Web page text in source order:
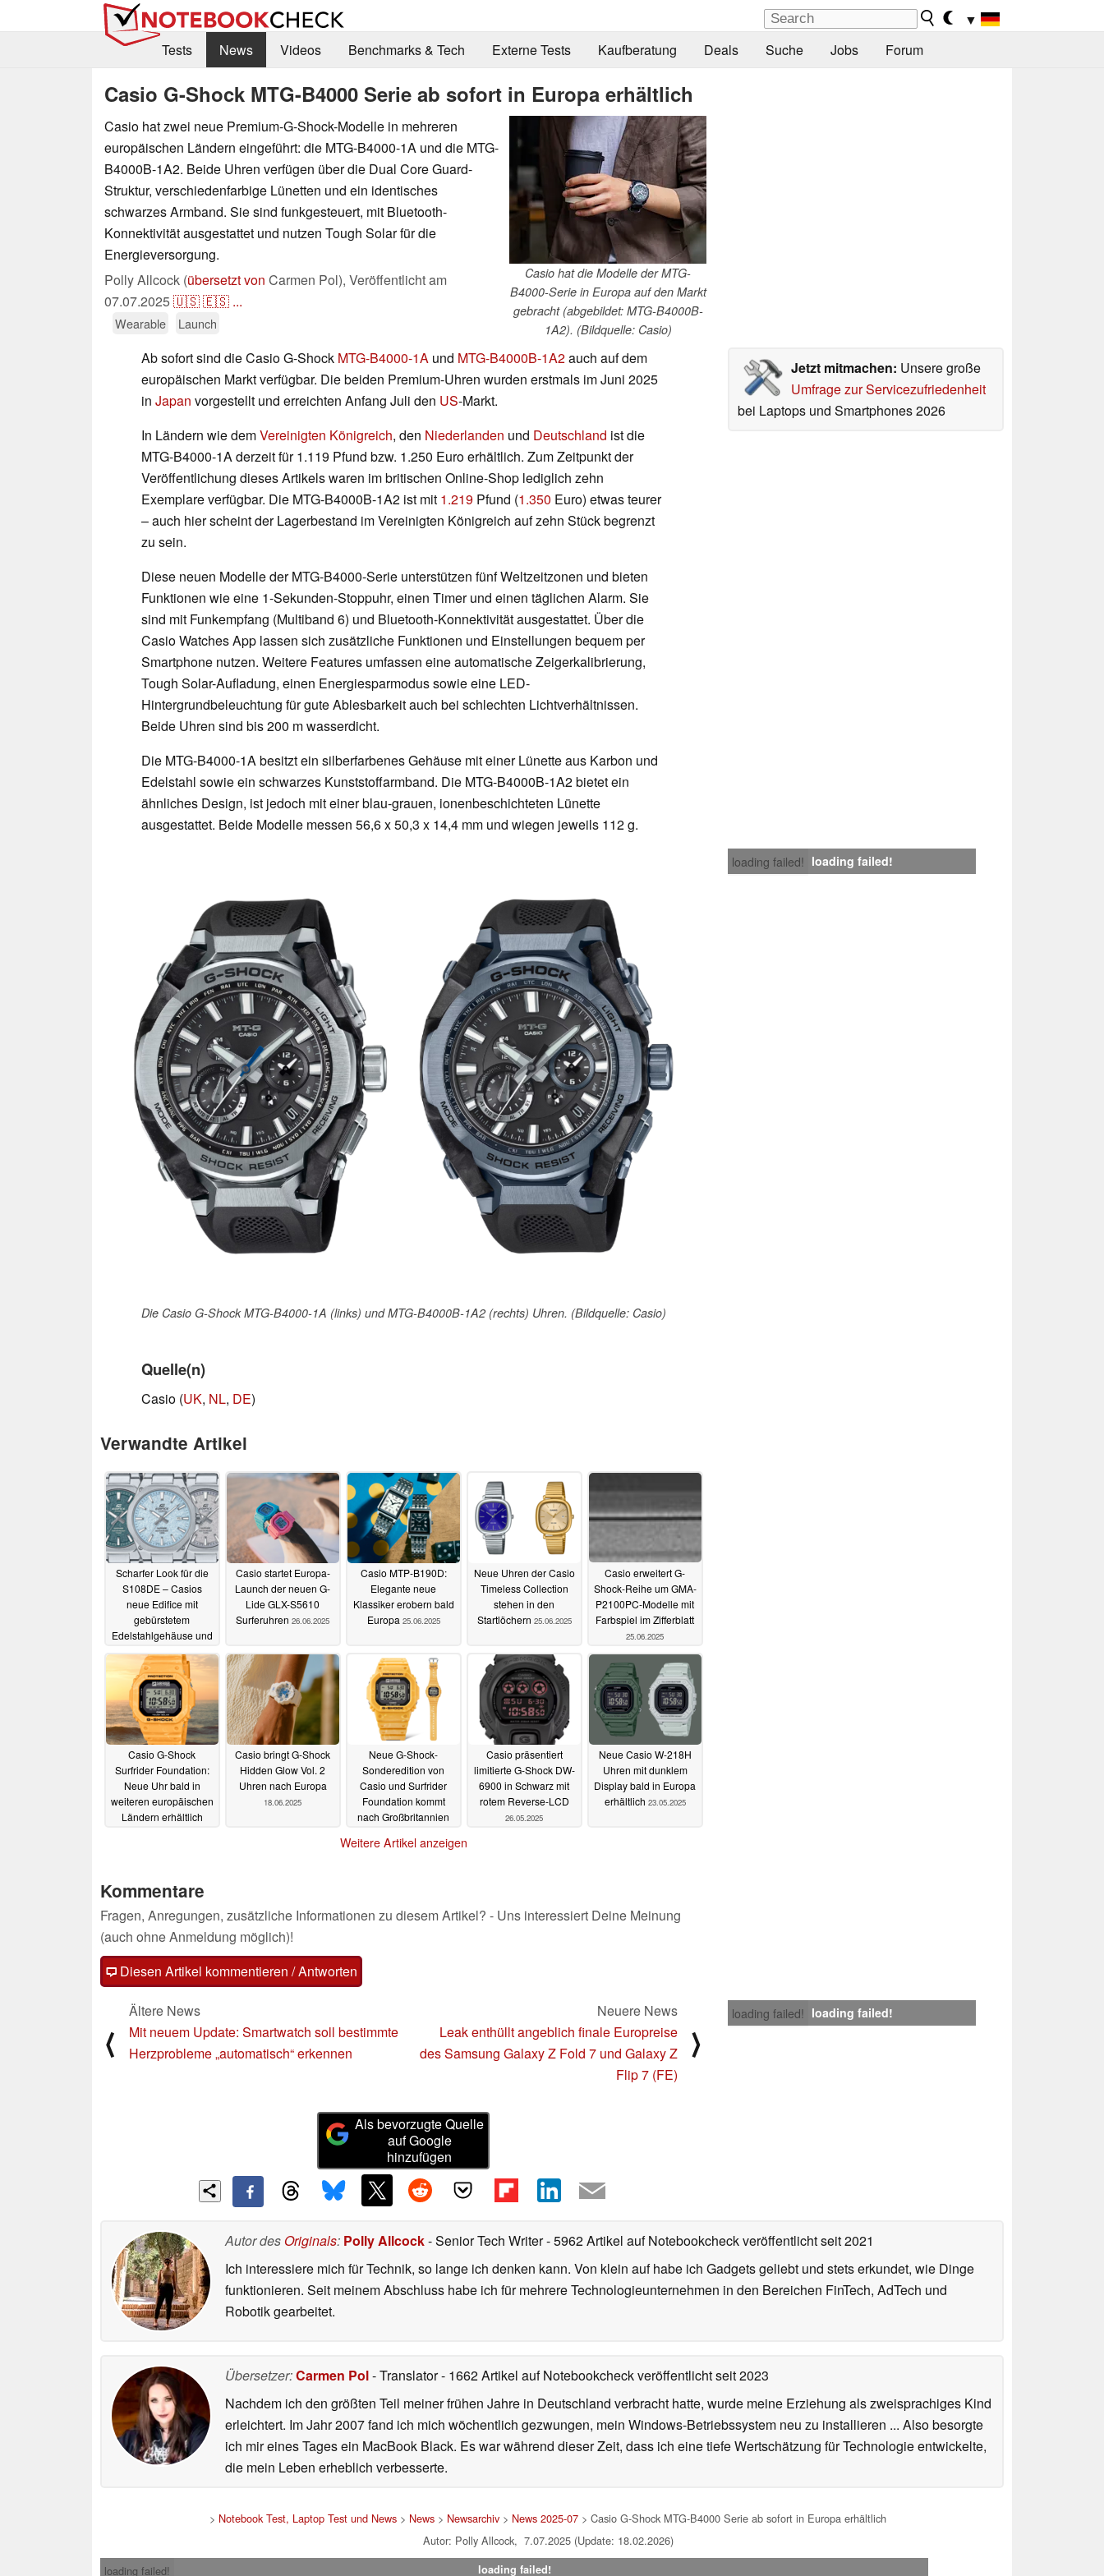
▼
Tests
News Videos Benchmarks & Tech Externe Tests Kaufberatung Deals Suche Jobs Forum
Casio G-Shock MTG-B4000 Serie ab sofort in Europa erhältlich
Casio hat die Modelle der MTG-
B4000-Serie in Europa auf den Markt
gebracht (abgebildet: MTG-B4000B-
1A2). (Bildquelle: Casio)
Casio hat zwei neue Premium-G-Shock-Modelle in mehreren
europäischen Ländern eingeführt: die MTG-B4000-1A und die MTG-
B4000B-1A2. Beide Uhren verfügen über die Dual Core Guard-
Struktur, verschiedenfarbige Lünetten und ein identisches
schwarzes Armband. Sie sind funkgesteuert, mit Bluetooth-
Konnektivität ausgestattet und nutzen Tough Solar für die
Energieversorgung.
Polly Allcock (übersetzt von Carmen Pol), Veröffentlicht am
07.07.2025🇺🇸🇪🇸 ...
Wearable Launch
Jetzt mitmachen: Unsere große
Umfrage zur Servicezufriedenheit
bei Laptops und Smartphones 2026
Ab sofort sind die Casio G-Shock MTG-B4000-1A und MTG-B4000B-1A2auch auf dem
europäischen Markt verfügbar. Die beiden Premium-Uhren wurden erstmals im Juni 2025
in Japan vorgestellt und erreichten Anfang Juli den US-Markt.
In Ländern wie demVereinigten Königreich, den Niederlanden und Deutschland ist die
MTG-B4000-1A derzeit für 1.119 Pfund bzw. 1.250 Euro erhältlich. Zum Zeitpunkt der
Veröffentlichung dieses Artikels waren im britischen Online-Shop lediglich zehn
Exemplare verfügbar. Die MTG-B4000B-1A2 ist mit 1.219 Pfund (1.350 Euro) etwas teurer
– auch hier scheint der Lagerbestand im Vereinigten Königreich auf zehn Stück begrenzt
zu sein.
Diese neuen Modelle der MTG-B4000-Serie unterstützen fünf Weltzeitzonen und bieten
Funktionen wie eine 1-Sekunden-Stoppuhr, einen Timer und einen täglichen Alarm. Sie
sind mit Funkempfang (Multiband 6) und Bluetooth-Konnektivität ausgestattet. Über die
Casio Watches App lassen sich zusätzliche Funktionen und Einstellungen bequem per
Smartphone nutzen. Weitere Features umfassen eine automatische Zeigerkalibrierung,
Tough Solar-Aufladung, einen Energiesparmodus sowie eine LED-
Hintergrundbeleuchtung für gute Ablesbarkeit auch bei schlechten Lichtverhältnissen.
Beide Uhren sind bis 200 m wasserdicht.
Die MTG-B4000-1A besitzt ein silberfarbenes Gehäuse mit einer Lünette aus Karbon und
Edelstahl sowie ein schwarzes Kunststoffarmband. Die MTG-B4000B-1A2 bietet ein
ähnliches Design, ist jedoch mit einer blau-grauen, ionenbeschichteten Lünette
ausgestattet. Beide Modelle messen 56,6 x 50,3 x 14,4 mm und wiegen jeweils 112 g.
loading failed! loading failed!
Die Casio G-Shock MTG-B4000-1A (links) und MTG-B4000B-1A2 (rechts) Uhren. (Bildquelle: Casio)
Quelle(n)
Casio (UK, NL, DE)
Verwandte Artikel
Scharfer Look für die
S108DE – Casios
neue Edifice mit
gebürstetem
Edelstahlgehäuse und
09.07.2025
Casio startet Europa-
Launch der neuen G-
Lide GLX-S5610
Surferuhren 26.06.2025
Casio MTP-B190D:
Elegante neue
Klassiker erobern bald
Europa 25.06.2025
Neue Uhren der Casio
Timeless Collection
stehen in den
Startlöchern 25.06.2025
Casio erweitert G-
Shock-Reihe um GMA-
P2100PC-Modelle mit
Farbspiel im Zifferblatt
25.06.2025
Casio G-Shock
Surfrider Foundation:
Neue Uhr bald in
weiteren europäischen
Ländern erhältlich
Casio bringt G-Shock
Hidden Glow Vol. 2
Uhren nach Europa
18.06.2025
Neue G-Shock-
Sonderedition von
Casio und Surfrider
Foundation kommt
nach Großbritannien
Casio präsentiert
limitierte G-Shock DW-
6900 in Schwarz mit
rotem Reverse-LCD
26.05.2025
Neue Casio W-218H
Uhren mit dunklem
Display bald in Europa
erhältlich 23.05.2025
Weitere Artikel anzeigen
Kommentare
Fragen, Anregungen, zusätzliche Informationen zu diesem Artikel? - Uns interessiert Deine Meinung
(auch ohne Anmeldung möglich)!
Diesen Artikel kommentieren / Antworten
loading failed! loading failed!
⟨
Ältere News
Mit neuem Update: Smartwatch soll bestimmte
Herzprobleme „automatisch“ erkennen
Neuere News
Leak enthüllt angeblich finale Europreise
des Samsung Galaxy Z Fold 7 und Galaxy Z
Flip 7 (FE)
⟩
Als bevorzugte Quelle
auf Google
hinzufügen
Autor des Originals: Polly Allcock- Senior Tech Writer- 5962 Artikel auf Notebookcheck veröffentlichtseit 2021
Ich interessiere mich für Technik, so lange ich denken kann. Von klein auf habe ich Gadgets geliebt und stets erkundet, wie Dinge
funktionieren. Seit meinem Abschluss habe ich für mehrere Technologieunternehmen in den Bereichen FinTech, AdTech und
Robotik gearbeitet.
Übersetzer:Carmen Pol- Translator- 1662 Artikel auf Notebookcheck veröffentlichtseit 2023
Nachdem ich den größten Teil meiner frühen Jahre in Deutschland verbracht hatte, wurde meine Erziehung als zweisprachiges Kind
erleichtert. Im Jahr 2007 fand ich mich wöchentlich gezwungen, mein Windows-Betriebssystem neu zu installieren ... Also besorgte
ich mir eines Tages ein MacBook Black. Es war während dieser Zeit, dass ich eine tiefe Wertschätzung für Technologie entwickelte,
die mein Leben erheblich verbesserte.
> Notebook Test, Laptop Test und News > News > Newsarchiv > News 2025-07 > Casio G-Shock MTG-B4000 Serie ab sofort in Europa erhältlich
Autor: Polly Allcock, 7.07.2025 (Update: 18.02.2026)
loading failed!
loading failed!